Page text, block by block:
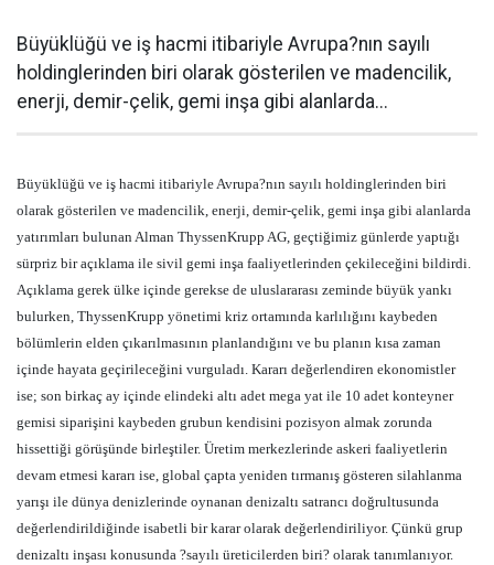
Büyüklüğü ve iş hacmi itibariyle Avrupa?nın sayılı
holdinglerinden biri olarak gösterilen ve madencilik,
enerji, demir-çelik, gemi inşa gibi alanlarda...
Büyüklüğü ve iş hacmi itibariyle Avrupa?nın sayılı holdinglerinden biri
olarak gösterilen ve madencilik, enerji, demir-çelik, gemi inşa gibi alanlarda
yatırımları bulunan Alman ThyssenKrupp AG, geçtiğimiz günlerde yaptığı
sürpriz bir açıklama ile sivil gemi inşa faaliyetlerinden çekileceğini bildirdi.
Açıklama gerek ülke içinde gerekse de uluslararası zeminde büyük yankı
bulurken, ThyssenKrupp yönetimi kriz ortamında karlılığını kaybeden
bölümlerin elden çıkarılmasının planlandığını ve bu planın kısa zaman
içinde hayata geçirileceğini vurguladı. Kararı değerlendiren ekonomistler
ise; son birkaç ay içinde elindeki altı adet mega yat ile 10 adet konteyner
gemisi siparişini kaybeden grubun kendisini pozisyon almak zorunda
hissettiği görüşünde birleştiler. Üretim merkezlerinde askeri faaliyetlerin
devam etmesi kararı ise, global çapta yeniden tırmanış gösteren silahlanma
yarışı ile dünya denizlerinde oynanan denizaltı satrancı doğrultusunda
değerlendirildiğinde isabetli bir karar olarak değerlendiriliyor. Çünkü grup
denizaltı inşası konusunda ?sayılı üreticilerden biri? olarak tanımlanıyor.